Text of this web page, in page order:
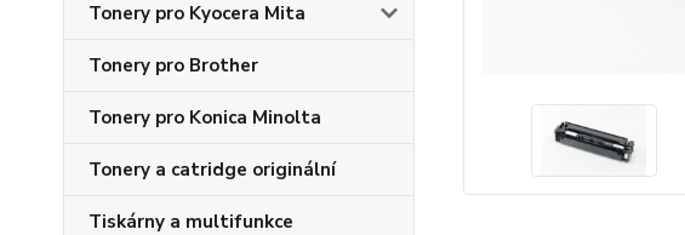
Tonery pro Kyocera Mita
Tonery pro Brother
Tonery pro Konica Minolta
Tonery a catridge originální
Tiskárny a multifunkce